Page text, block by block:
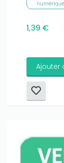
numérique
1,39 €
Ajouter